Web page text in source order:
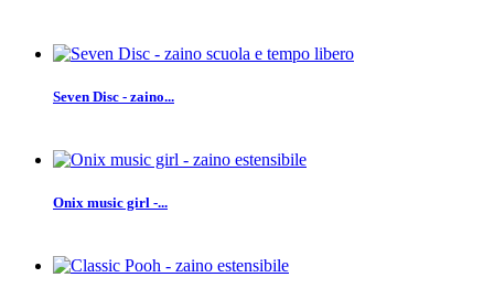
Seven Disc - zaino...
Onix music girl -...